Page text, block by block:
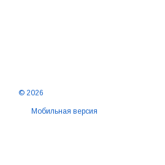
© 2026
Мобильная версия